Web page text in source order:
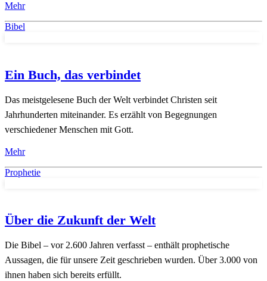
Mehr
Bibel
Ein Buch, das verbindet
Das meistgelesene Buch der Welt verbindet Christen seit
Jahrhunderten miteinander. Es erzählt von Begegnungen
verschiedener Menschen mit Gott.
Mehr
Prophetie
Über die Zukunft der Welt
Die Bibel – vor 2.600 Jahren verfasst – enthält prophetische
Aussagen, die für unsere Zeit geschrie­ben wurden. Über 3.000 von
ihnen haben sich bereits erfüllt.